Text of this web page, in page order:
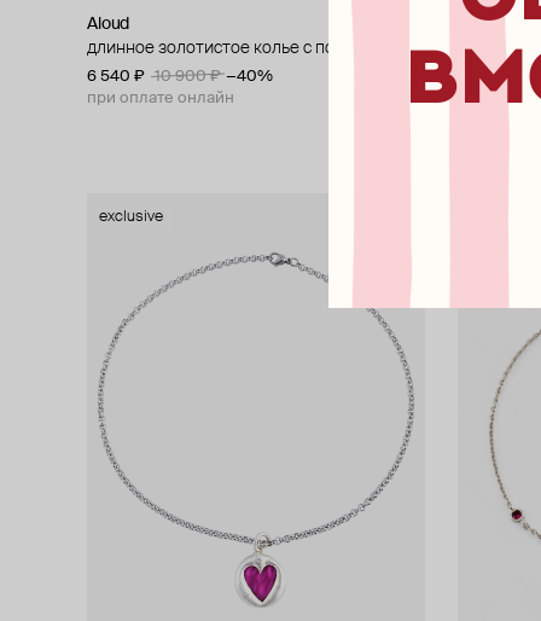
Aloud
длинное золотистое колье с подвесками
6 540 ₽ 10 900 ₽ −40%
при оплате онлайн
AQUAGIRL
кольцо
4 340 ₽
6
при
exclusive